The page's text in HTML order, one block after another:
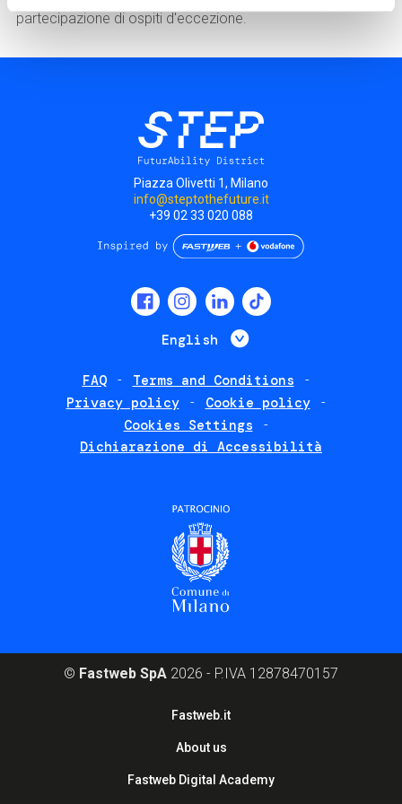
partecipazione di ospiti d'eccezione.
Piazza Olivetti 1, Milano
info@steptothefuture.it
+39 02 33 020 088
English List additional
FAQ
Terms and Conditions
Privacy policy
Cookie policy
Cookies Settings
Dichiarazione di Accessibilità
© Fastweb SpA 2026 - P.IVA 12878470157
Fastweb.it
About us
Fastweb Digital Academy